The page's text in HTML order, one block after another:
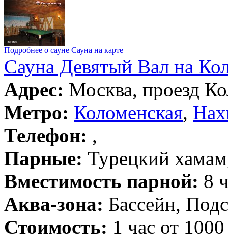
Подробнее о сауне Сауна на карте
Сауна Девятый Вал на
Адрес: Москва, проезд
Метро: Коломенская,
Телефон: ,
Парные: Турецкий
Вместимость парной: 8
Аква-зона: Бассейн,
Стоимость: 1 час от